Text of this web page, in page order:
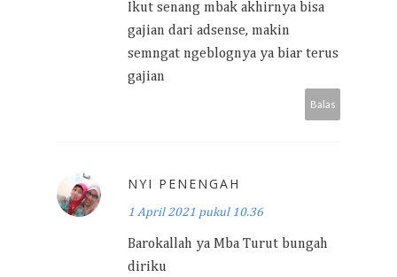
Ikut senang mbak akhirnya bisa
gajian dari adsense, makin
semngat ngeblognya ya biar terus
gajian
Balas
NYI PENENGAH
1 April 2021 pukul 10.36
Barokallah ya Mba Turut bungah
diriku